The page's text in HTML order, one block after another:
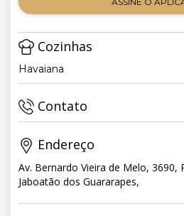
Cozinhas
Havaiana
Contato
Endereço
Av. Bernardo Vieira de Melo, 3690,
Jaboatão dos Guararapes,